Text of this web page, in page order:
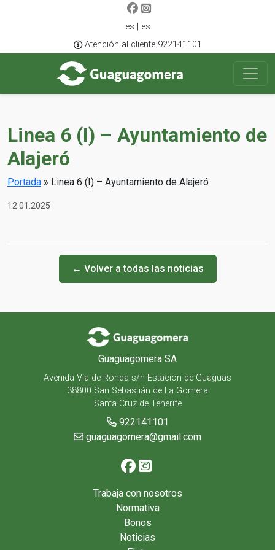
es | es
Atención al cliente 922141101
Linea 6 (I) – Ayuntamiento de
Alajeró
Portada » Linea 6 (I) – Ayuntamiento de Alajeró
12.01.2025
← Volver a todas las noticias
Guaguagomera SA
Avenida Vía de Ronda s/n Estación de Guaguas
38800 San Sebastián de La Gomera
Santa Cruz de Tenerife
922141101
guaguagomera@gmail.com
Trabaja con nosotros
Normativa
Bonos
Noticias